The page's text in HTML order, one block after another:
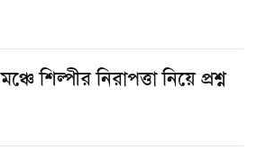
​মঞ্চে শিল্পীর নিরাপত্তা নিয়ে প্রশ্ন